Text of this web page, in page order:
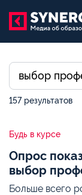
157 результатов
Будь в курсе
Опрос
выбор
Больше всего